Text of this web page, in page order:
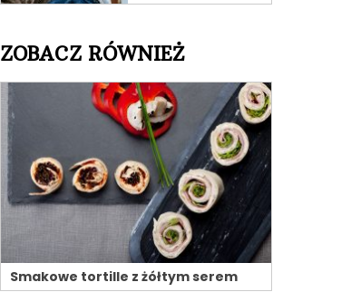
ZOBACZ RÓWNIEŻ
Smakowe tortille z żółtym serem